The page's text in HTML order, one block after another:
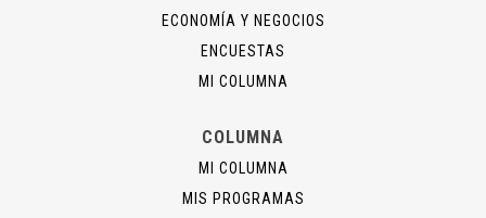
ECONOMÍA Y NEGOCIOS
ENCUESTAS
MI COLUMNA
COLUMNA
MI COLUMNA
MIS PROGRAMAS